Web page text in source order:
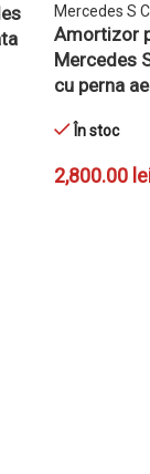
Amortizor
Mercedes
cu perna
În stoc
2,800.00